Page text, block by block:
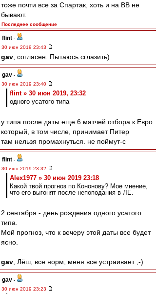
тоже почти все за Спартак, хоть и на ВВ не
бывают.
Последнее сообщение
flint -
30 июн 2019 23:43
gav , согласен. Пытаюсь сглазить)
gav -
30 июн 2019 23:40
flint » 30 июн 2019, 23:32
одного усатого типа
у типа после даты еще 6 матчей отбора к Евро
который, в том числе, принимает Питер
там нельзя промахнуться. не поймут-с
flint -
30 июн 2019 23:32
Alex1977 » 30 июн 2019 23:18
Какой твой прогноз по Кононову? Мое мнение,
что его выгонят после непоподания в ЛЕ.
2 сентября - день рождения одного усатого
типа.
Мой прогноз, что к вечеру этой даты все будет
ясно.
gav , Лёш, все норм, меня все устраивает ;-)
gav -
30 июн 2019 23:23